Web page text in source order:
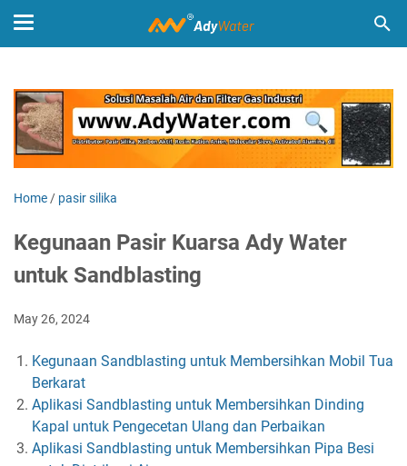
Home / pasir silika
Kegunaan Pasir Kuarsa Ady Water
untuk Sandblasting
May 26, 2024
Kegunaan Sandblasting untuk Membersihkan Mobil Tua
Berkarat
Aplikasi Sandblasting untuk Membersihkan Dinding
Kapal untuk Pengecetan Ulang dan Perbaikan
Aplikasi Sandblasting untuk Membersihkan Pipa Besi